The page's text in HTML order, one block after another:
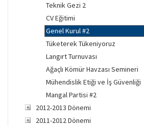
Teknik Gezi 2
CV Eğitimi
Genel Kurul #2
Tüketerek Tükeniyoruz
Langırt Turnuvası
Ağaçlı Kömür Havzası Semineri
Mühendislik Etiği ve İş Güvenliği
Mangal Partisi #2
2012-2013 Dönemi
2011-2012 Dönemi